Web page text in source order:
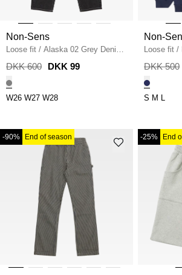
Non-Sens
Loose fit / Alaska 02 Grey Denim
/ GRÅ
DKK 600 DKK 99
W26 W27 W28
Non-
Loose fit /
NAVY
DKK 500
S M L
-90% End of season -25% End